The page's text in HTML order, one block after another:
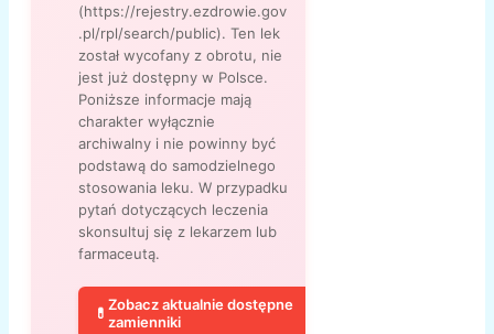
(https://rejestry.ezdrowie.gov
.pl/rpl/search/public). Ten lek
został wycofany z obrotu, nie
jest już dostępny w Polsce.
Poniższe informacje mają
charakter wyłącznie
archiwalny i nie powinny być
podstawą do samodzielnego
stosowania leku. W przypadku
pytań dotyczących leczenia
skonsultuj się z lekarzem lub
farmaceutą.
💊 Zobacz aktualnie dostępne
zamienniki